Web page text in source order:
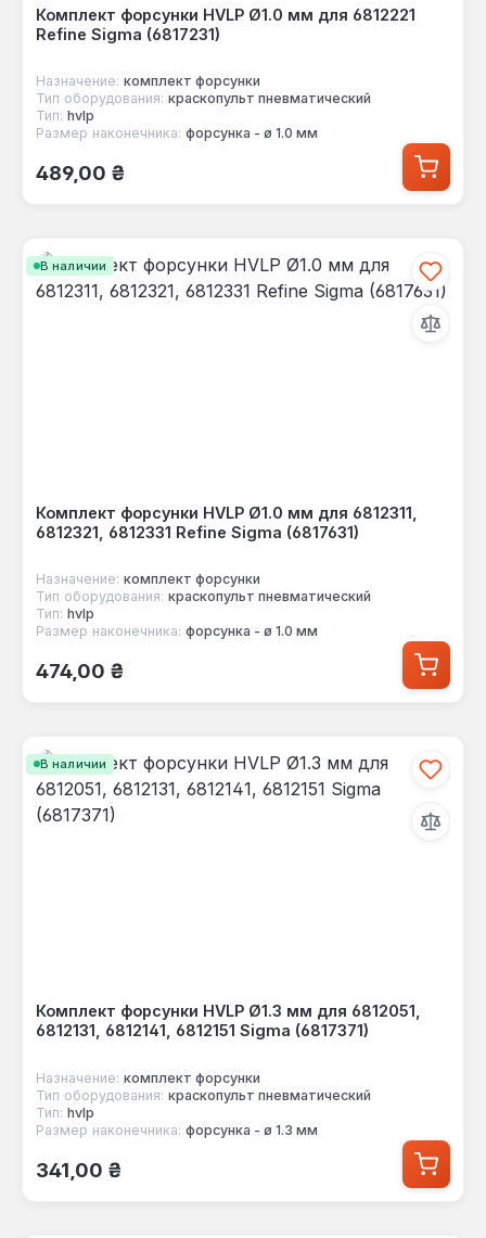
Комплект форсунки HVLP Ø1.0 мм для 6812221
Refine Sigma (6817231)
Назначение: комплект форсунки
Тип оборудования: краскопульт пневматический
Тип: hvlp
Размер наконечника: форсунка - ø 1.0 мм
Обычная цена:
489,00 ₴
В наличии
Комплект форсунки HVLP Ø1.0 мм для 6812311,
6812321, 6812331 Refine Sigma (6817631)
Назначение: комплект форсунки
Тип оборудования: краскопульт пневматический
Тип: hvlp
Размер наконечника: форсунка - ø 1.0 мм
Обычная цена:
474,00 ₴
В наличии
Комплект форсунки HVLP Ø1.3 мм для 6812051,
6812131, 6812141, 6812151 Sigma (6817371)
Назначение: комплект форсунки
Тип оборудования: краскопульт пневматический
Тип: hvlp
Размер наконечника: форсунка - ø 1.3 мм
Обычная цена:
341,00 ₴